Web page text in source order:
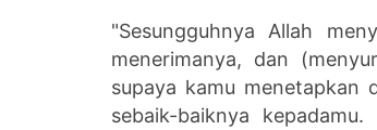
"Sesungguhnya Allah
menerimanya, dan
supaya kamu menetapkan
sebaik-baiknya